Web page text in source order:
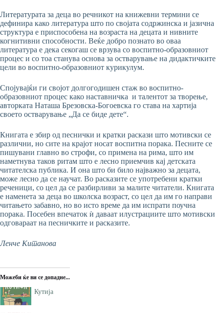
Литературата за деца во речникот на книжевни термини се
дефинира како литература што по својата содржинска и јазична
структура е приспособена на возраста на децата и нивните
когнитивни способности. Веќе добро познато во оваа
литература е дека секогаш се врзува со воспитно-образовниот
процес и со тоа станува основа за остварување на дидактичките
цели во воспитно-образовниот курикулум.
Спојувајќи ги својот долгогодишен стаж во воспитно-
образовниот процес како наставничка и талентот за творење,
авторката Наташа Брезовска-Богоевска го става на хартија
своето остварување „Да се биде дете“.
Книгата е збир од песнички и кратки раскази што мотивски се
различни, но сите на крајот носат воспитна порака. Песните се
пишувани главно во строфи, со примена на рима, што им
наметнува таков ритам што е лесно приемчив кај детската
читателска публика. И она што би било најважно за децата,
може лесно да се научат. Во расказите се употребени кратки
реченици, со цел да се разбирливи за малите читатели. Книгата
е наменета за деца во школска возраст, со цел да им го направи
читањето забавно, но во исто време да им испрати поучна
порака. Посебен впечаток ѝ даваат илустрациите што мотивски
одговараат на песничките и расказите.
Ленче Китанова
Можеби ќе ви се допадне...
Кутија